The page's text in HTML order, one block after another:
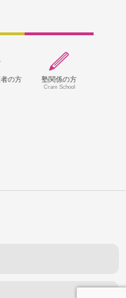
の方 塾関係の方
Cram School